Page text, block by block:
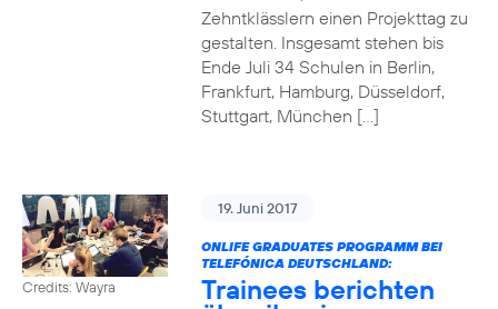
Zehntklässlern einen Projekttag zu
gestalten. Insgesamt stehen bis
Ende Juli 34 Schulen in Berlin,
Frankfurt, Hamburg, Düsseldorf,
Stuttgart, München […]
Credits: Wayra
19. Juni 2017
ONLIFE GRADUATES PROGRAMM BEI
TELEFÓNICA DEUTSCHLAND:
Trainees berichten